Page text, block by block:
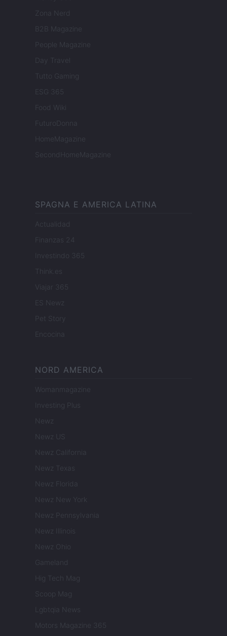
Zona Nerd
B2B Magazine
People Magazine
Day Travel
Tutto Gaming
ESG 365
Food Wiki
FuturoDonna
HomeMagazine
SecondHomeMagazine
SPAGNA E AMERICA LATINA
Actualidad
Finanzas 24
Investindo 365
Think.es
Viajar 365
ES Newz
Pet Story
Encocina
NORD AMERICA
Womanmagazine
Investing Plus
Newz
Newz US
Newz California
Newz Texas
Newz Florida
Newz New York
Newz Pennsylvania
Newz Illinois
Newz Ohio
Gameland
Hig Tech Mag
Scoop Mag
Lgbtqia News
Motors Magazine 365